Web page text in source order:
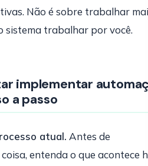
Não é sobre trabalhar
sistema trabalhar por você.
implementar
a passo
atual. Antes de
entenda o que acontece